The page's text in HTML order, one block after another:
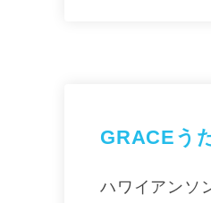
GRACEう
ハワイアンソ